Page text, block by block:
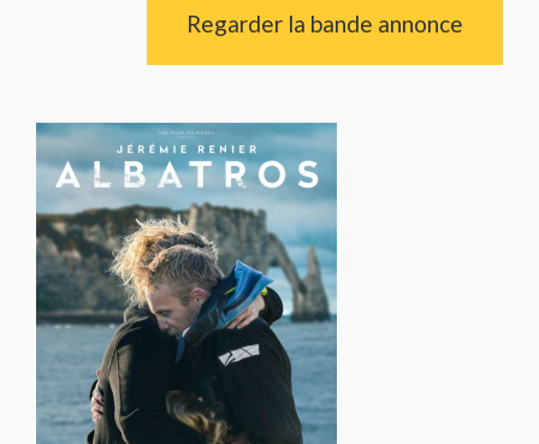
Regarder la bande annonce